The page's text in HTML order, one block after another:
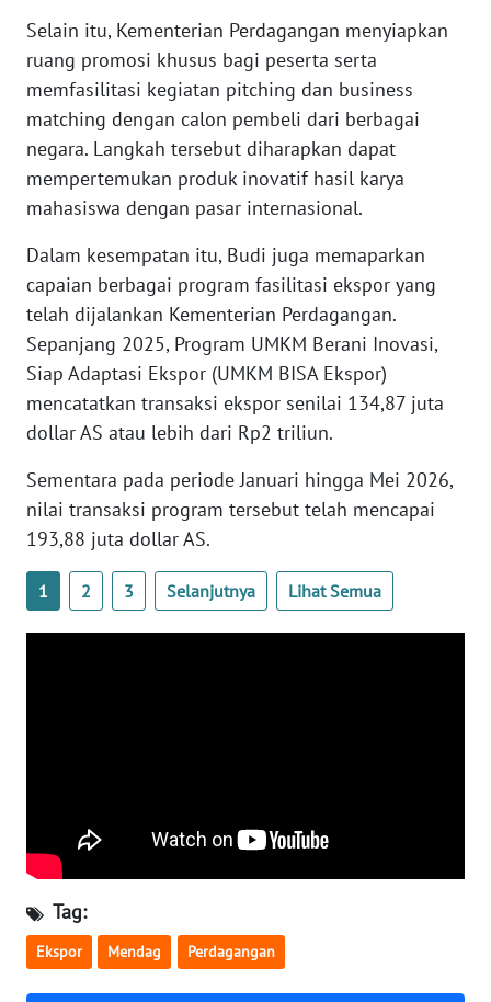
Selain itu, Kementerian Perdagangan menyiapkan
ruang promosi khusus bagi peserta serta
memfasilitasi kegiatan pitching dan business
matching dengan calon pembeli dari berbagai
negara. Langkah tersebut diharapkan dapat
mempertemukan produk inovatif hasil karya
mahasiswa dengan pasar internasional.
Dalam kesempatan itu, Budi juga memaparkan
capaian berbagai program fasilitasi ekspor yang
telah dijalankan Kementerian Perdagangan.
Sepanjang 2025, Program UMKM Berani Inovasi,
Siap Adaptasi Ekspor (UMKM BISA Ekspor)
mencatatkan transaksi ekspor senilai 134,87 juta
dollar AS atau lebih dari Rp2 triliun.
Sementara pada periode Januari hingga Mei 2026,
nilai transaksi program tersebut telah mencapai
193,88 juta dollar AS.
1 2 3 Selanjutnya Lihat Semua
Tag:
Ekspor Mendag Perdagangan
WN
SERAMBI
JAMBI
WN
WN
NTB
WN
SULTENG
SULBAR
WN
WN
JATENG